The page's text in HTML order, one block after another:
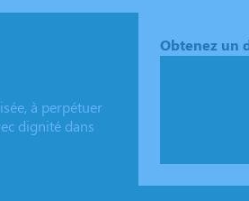
à perpétuer
dignité dans
Obtenez un